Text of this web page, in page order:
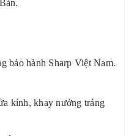
bảo hành Sharp Việt Nam.
kính, khay nướng tráng